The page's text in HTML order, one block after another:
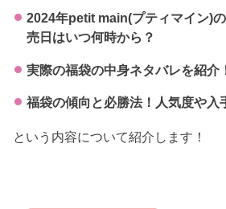
2024年petit main(プティマイン)
売日はいつ何時から？
実際の福袋の中身ネタバレを紹介
福袋の傾向と必勝法！人気度や入
という内容について紹介します！